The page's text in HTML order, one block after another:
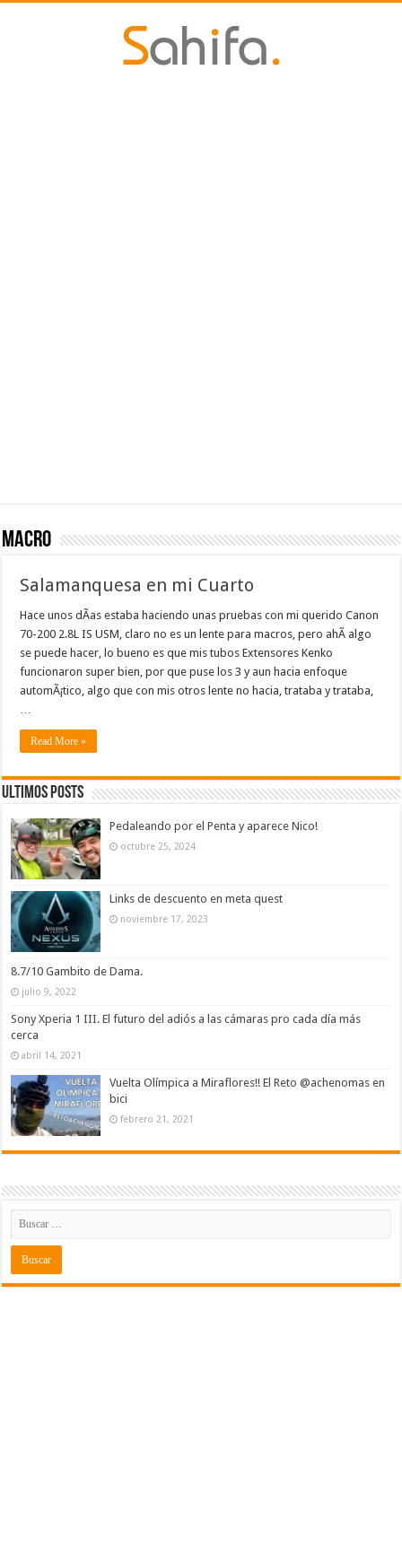
macro
Salamanquesa en mi Cuarto
Hace unos dÃ­as estaba haciendo unas pruebas con mi querido Canon
70-200 2.8L IS USM, claro no es un lente para macros, pero ahÃ­ algo
se puede hacer, lo bueno es que mis tubos Extensores Kenko
funcionaron super bien, por que puse los 3 y aun hacia enfoque
automÃ¡tico, algo que con mis otros lente no hacia, trataba y trataba,
Read More »
Ultimos Posts
Pedaleando por el Penta y aparece Nico!
octubre 25, 2024
Links de descuento en meta quest
noviembre 17, 2023
8.7/10 Gambito de Dama.
julio 9, 2022
Sony Xperia 1 III. El futuro del adiós a las cámaras pro cada día más
cerca
abril 14, 2021
Vuelta Olímpica a Miraflores!! El Reto @achenomas en
bici
febrero 21, 2021